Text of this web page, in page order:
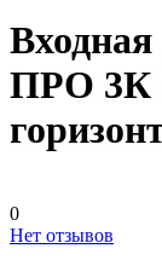
ПРО 3К
0
Нет отзывов